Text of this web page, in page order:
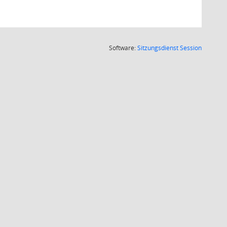
Software:SitzungsdienstSession(Wird in